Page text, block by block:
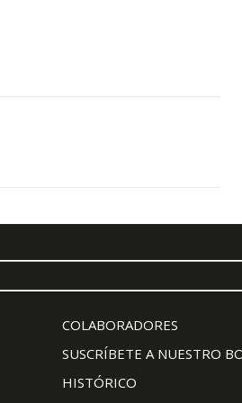
COLABORADORES
SUSCRÍBETE A NUESTRO
HISTÓRICO